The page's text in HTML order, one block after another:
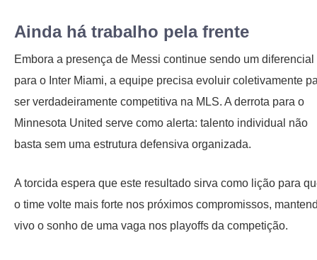
Ainda há trabalho pela frente
Embora a presença de Messi continue sendo um diferencial
para o Inter Miami, a equipe precisa evoluir coletivamente
ser verdadeiramente competitiva na MLS. A derrota para o
Minnesota United serve como alerta: talento individual não
basta sem uma estrutura defensiva organizada.
A torcida espera que este resultado sirva como lição para
o time volte mais forte nos próximos compromissos,
vivo o sonho de uma vaga nos playoffs da competição.